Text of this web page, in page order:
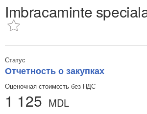
Imbracaminte
Статус
Отчетность о закупках
Оценочная стоимость без НДС
1 125 MDL